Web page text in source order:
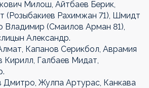
Милош, Айтбаев Берик,
(Розыбакиев Рахимжан 71), Шмидт
Владимир (Смаилов Арман 81),
Александр.
Капанов Серикбол, Аврамия
Галбаев Мидат,
Дмитро, Жулпа Артурас, Канкава